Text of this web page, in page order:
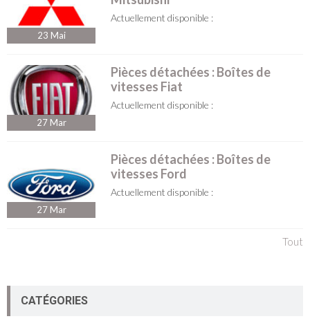
23 Mai
Actuellement disponible :
27 Mar
Pièces détachées : Boîtes de
vitesses Fiat
Actuellement disponible :
27 Mar
Pièces détachées : Boîtes de
vitesses Ford
Actuellement disponible :
Tout
CATÉGORIES